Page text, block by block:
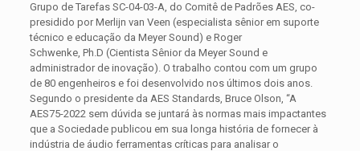
Grupo de Tarefas SC-04-03-A, do Comitê de Padrões AES, co-
presidido por Merlijn van Veen (especialista sênior em suporte
técnico e educação da Meyer Sound) e Roger
Schwenke, Ph.D (Cientista Sênior da Meyer Sound e
administrador de inovação). O trabalho contou com um grupo
de 80 engenheiros e foi desenvolvido nos últimos dois anos.
Segundo o presidente da AES Standards, Bruce Olson, “A
AES75-2022 sem dúvida se juntará às normas mais impactantes
que a Sociedade publicou em sua longa história de fornecer à
indústria de áudio ferramentas críticas para analisar o